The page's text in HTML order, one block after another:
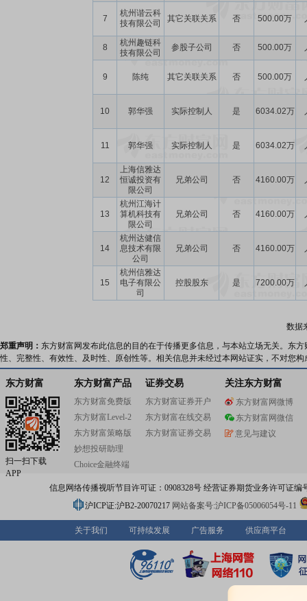
7
杭州谐云科
技有限公司
其它关联关系 否 500.00万
8
杭州趣链科
技有限公司
参股子公司 否 500.00万
9 陈纯 其它关联关系 否 500.00万
10 郭华强 实际控制人 是 6034.02万
11 郭华强 实际控制人 是 6034.02万
12
上海信雅达
恒诚投资有
限公司
兄弟公司 否 4160.00万
13
杭州江海计
算机科技有
限公司
兄弟公司 否 4160.00万
14
杭州达健信
息技术有限
公司
兄弟公司 否 4160.00万
15
杭州信雅达
电子有限公
司
控股股东 是 7200.00万
数据
郑重声明： 东方财富网发布此信息的目的在于传播更多信息，与本站立场无关。东
性、完整性、有效性、及时性、原创性等。相关信息并未经过本网站证实，不对您
东方财富
扫一扫下载
APP
东方财富产品
东方财富免费版
东方财富Level-2
东方财富策略版
妙想投研助理
Choice金融终端
证券交易
东方财富证券开户
东方财富在线交易
东方财富证券交易
关注东方财富
东方财富网微博
东方财富网微信
意见与建议
信息网络传播视听节目许可证：0908328号 经营证券期货业务许可证编
沪ICP证:沪B2-20070217 网站备案号:沪ICP备05006054号-11
关于我们 可持续发展 广告服务 供应商平台